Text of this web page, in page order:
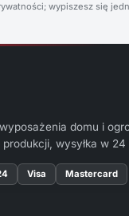
wypiszesz się
domu i
wysyłka w 24
Visa Mastercard